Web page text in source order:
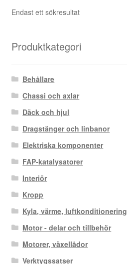
Endast ett sökresultat
Produktkategori
Behållare
Chassi och axlar
Däck och hjul
Dragstänger och linbanor
Elektriska komponenter
FAP-katalysatorer
Interiör
Kropp
Kyla, värme, luftkonditionering
Motor - delar och tillbehör
Motorer, växellådor
Verktygssatser